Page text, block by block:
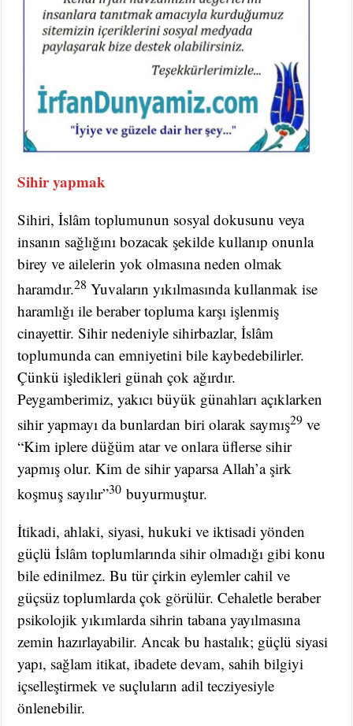
Sihir yapmak
Sihiri, İslâm toplumunun sosyal dokusunu veya
insanın sağlığını bozacak şekilde kullanıp onunla
birey ve ailelerin yok olmasına neden olmak
haramdır.28Yuvaların yıkılmasında kullanmak ise
haramlığı ile beraber topluma karşı işlenmiş
cinayettir. Sihir nedeniyle sihirbazlar, İslâm
toplumunda can emniyetini bile kaybedebilirler.
Çünkü işledikleri günah çok ağırdır.
Peygamberimiz, yakıcı büyük günahları açıklarken
sihir yapmayı da bunlardan biri olarak saymış29ve
“Kim iplere düğüm atar ve onlara üflerse sihir
yapmış olur. Kim de sihir yaparsa Allah’a şirk
koşmuş sayılır”30 buyurmuştur.
İtikadi, ahlaki, siyasi, hukuki ve iktisadi yönden
güçlü İslâm toplumlarında sihir olmadığı gibi konu
bile edinilmez. Bu tür çirkin eylemler cahil ve
güçsüz toplumlarda çok görülür. Cehaletle beraber
psikolojik yıkımlarda sihrin tabana yayılmasına
zemin hazırlayabilir. Ancak bu hastalık; güçlü siyasi
yapı, sağlam itikat, ibadete devam, sahih bilgiyi
içselleştirmek ve suçluların adil tecziyesiyle
önlenebilir.